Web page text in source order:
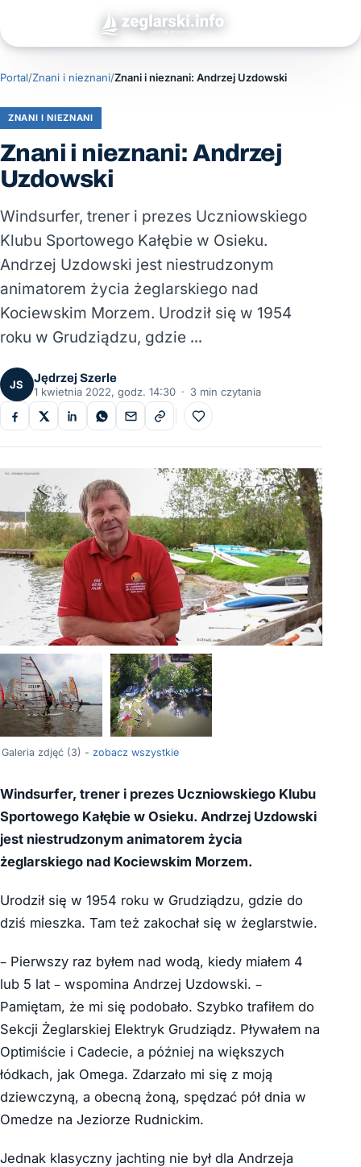
Portal/Znani i nieznani/Znani i nieznani: Andrzej Uzdowski
ZNANI I NIEZNANI
Znani i nieznani: Andrzej
Uzdowski
Windsurfer, trener i prezes Uczniowskiego
Klubu Sportowego Kałębie w Osieku.
Andrzej Uzdowski jest niestrudzonym
animatorem życia żeglarskiego nad
Kociewskim Morzem. Urodził się w 1954
roku w Grudziądzu, gdzie …
JS
Jędrzej Szerle
1 kwietnia 2022, godz. 14:30 · 3 min czytania
Do ulubionych
Galeria zdjęć (3) - zobacz wszystkie
Windsurfer, trener i prezes Uczniowskiego Klubu
Sportowego Kałębie w Osieku. Andrzej Uzdowski
jest niestrudzonym animatorem życia
żeglarskiego nad Kociewskim Morzem.
Urodził się w 1954 roku w Grudziądzu, gdzie do
dziś mieszka. Tam też zakochał się w żeglarstwie.
– Pierwszy raz byłem nad wodą, kiedy miałem 4
lub 5 lat – wspomina Andrzej Uzdowski. –
Pamiętam, że mi się podobało. Szybko trafiłem do
Sekcji Żeglarskiej Elektryk Grudziądz. Pływałem na
Optimiście i Cadecie, a później na większych
łódkach, jak Omega. Zdarzało mi się z moją
dziewczyną, a obecną żoną, spędzać pół dnia w
Omedze na Jeziorze Rudnickim.
Jednak klasyczny jachting nie był dla Andrzeja